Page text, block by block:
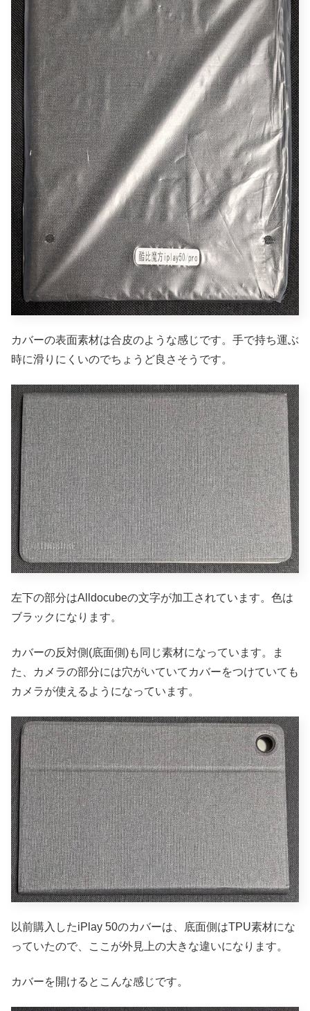
カバーの表面素材は合皮のような感じです。手で持ち運ぶ
時に滑りにくいのでちょうど良さそうです。
左下の部分はAlldocubeの文字が加工されています。色は
ブラックになります。
カバーの反対側(底面側)も同じ素材になっています。ま
た、カメラの部分には穴がいていてカバーをつけていても
カメラが使えるようになっています。
以前購入したiPlay 50のカバーは、底面側はTPU素材にな
っていたので、ここが外見上の大きな違いになります。
カバーを開けるとこんな感じです。